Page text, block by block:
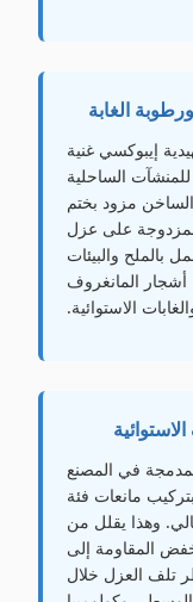
الغابة
إيبوكسي غنية
للمنشآت الساحلية
مزود بختم
على عزل
بالملح والبيئات
المانغروف
الاستوائية.
في المصنع
مانعات فئة
وهذا يقلل من
المقاومة إلى
تلف العزل خلال